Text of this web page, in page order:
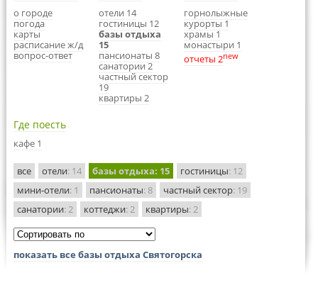
о городе
погода
карты
расписание ж/д
вопрос-ответ
отели 14
гостиницы 12
базы отдыха
15
пансионаты 8
санатории 2
частный сектор
19
квартиры 2
горнолыжные
курорты 1
храмы 1
монастыри 1
отчеты 2new
Где поесть
кафе 1
все отели: 14 базы отдыха: 15 гостиницы: 12
мини-отели: 1 пансионаты: 8 частный сектор: 19
санатории: 2 коттеджи: 2 квартиры: 2
показать все базы отдыха Святогорска